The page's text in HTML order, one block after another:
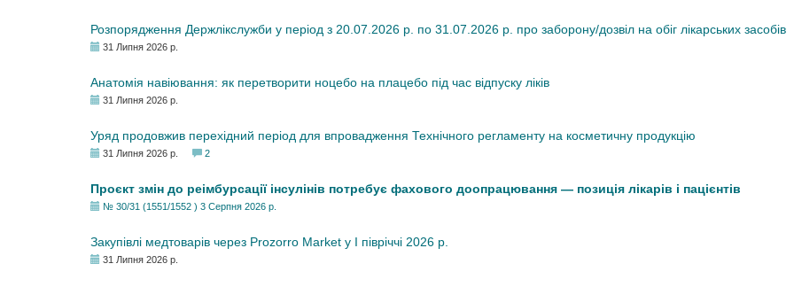
Розпорядження Держлікслужби у період з 20.07.2026 р. по 31.07.2026 р. про заборону/дозвіл на обіг лікарських засобів
31 Липня 2026 р.
Анатомія навіювання: як перетворити ноцебо на плацебо під час відпуску ліків
31 Липня 2026 р.
Уряд продовжив перехідний період для впровадження Технічного регламенту на косметичну продукцію
31 Липня 2026 р. 2
Проєкт змін до реімбурсації інсулінів потребує фахового доопрацювання — позиція лікарів і пацієнтів
№ 30/31 (1551/1552 ) 3 Серпня 2026 р.
Закупівлі медтоварів через Prozorro Market у I півріччі 2026 р.
31 Липня 2026 р.